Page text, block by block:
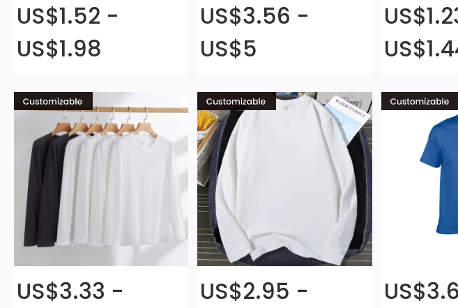
US$1.52 -
US$1.98
US$3.56 -
US$5
US$3.33 -
US$2.95 -